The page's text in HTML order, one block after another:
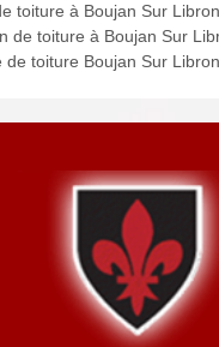
toiture à Boujan Sur
de toiture à Boujan Sur
de toiture Boujan Sur